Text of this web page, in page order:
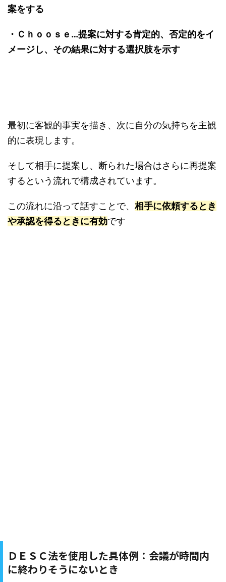
案をする
・Ｃｈｏｏｓｅ…提案に対する肯定的、否定的をイ
メージし、その結果に対する選択肢を示す
最初に客観的事実を描き、次に自分の気持ちを主観
的に表現します。
そして相手に提案し、断られた場合はさらに再提案
するという流れで構成されています。
この流れに沿って話すことで、 相手に依頼するとき
や承認を得るときに有効です
ＤＥＳＣ法を使用した具体例：会議が時間内
に終わりそうにないとき